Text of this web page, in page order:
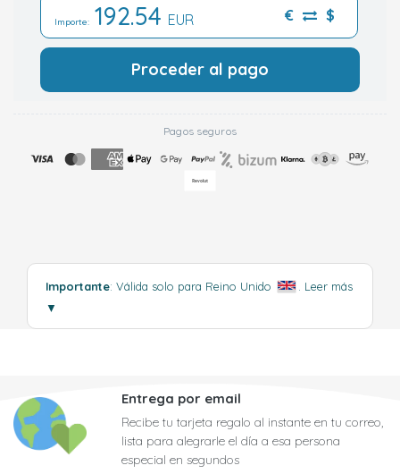
Importe: 192.54 EUR € $
Proceder al pago
Pagos seguros
Importante: Válida solo para Reino Unido . Leer más
▼
Entrega por email
Recibe tu tarjeta regalo al instante en tu correo,
lista para alegrarle el día a esa persona
especial en segundos